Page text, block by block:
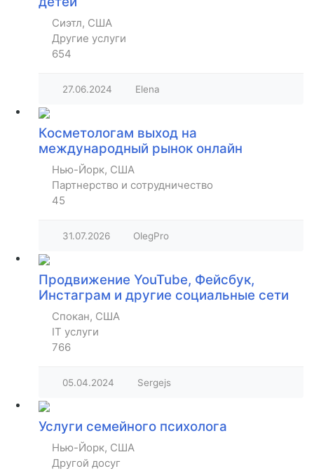
Сиэтл, США
Другие услуги
654
27.06.2024 Elena
Косметологам выход на
международный рынок онлайн
Нью-Йорк, США
Партнерство и сотрудничество
45
31.07.2026 OlegPro
Продвижение YouTube, Фейсбук,
Инстаграм и другие социальные сети
Спокан, США
IT услуги
766
05.04.2024 Sergejs
Услуги семейного психолога
Нью-Йорк, США
Другой досуг